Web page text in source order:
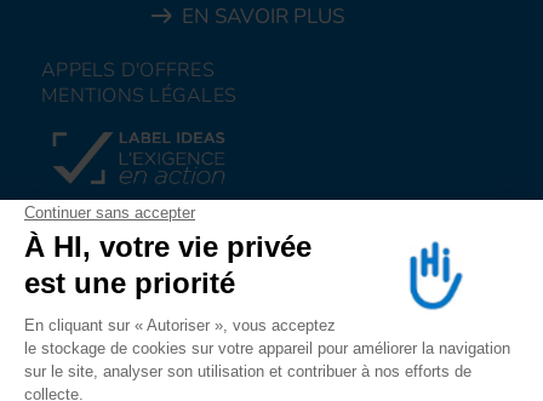
EN SAVOIR PLUS
APPELS D'OFFRES
MENTIONS LÉGALES
FAIRE UN DON
NOUS REJOINDRE
NOUS ALERTER
SUIVEZ-NOUS SUR
LES RESEAUX SOCIAUX